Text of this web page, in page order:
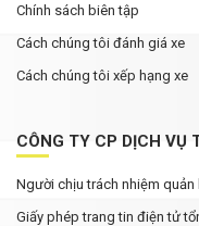
Chính sách biên tập
Cách chúng tôi đánh giá xe
Cách chúng tôi xếp hạng xe
CÔNG TY CP DỊCH VỤ
Người chịu trách nhiệm quản
Giấy phép trang tin điện tử